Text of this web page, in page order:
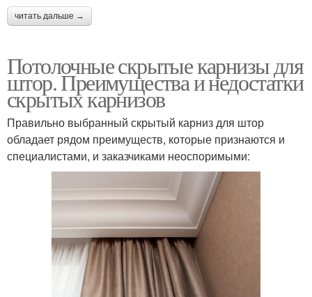
читать дальше →
Потолочные скрытые карнизы для
штор. Преимущества и недостатки
скрытых карнизов
Правильно выбранный скрытый карниз для штор
обладает рядом преимуществ, которые признаются и
специалистами, и заказчиками неоспоримыми: